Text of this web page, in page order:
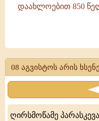
დაახლოებით 850
-
ეპისკოპოსი
08 აგვისტოს არის
ღირსმოწამე პარასკევა